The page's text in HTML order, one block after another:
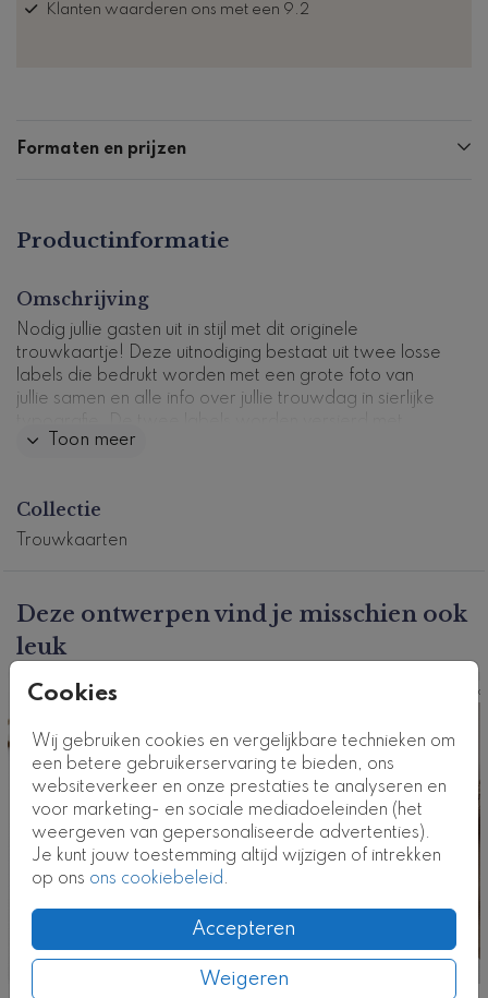
Cookies
Wij gebruiken cookies en vergelijkbare technieken om
een betere gebruikerservaring te bieden, ons
websiteverkeer en onze prestaties te analyseren en
voor marketing- en sociale mediadoeleinden (het
weergeven van gepersonaliseerde advertenties).
Je kunt jouw toestemming altijd wijzigen of intrekken
op ons ons cookiebeleid.
Accepteren
Weigeren
Klanten waarderen ons met een 9.2
Formaten en prijzen
Productinformatie
Omschrijving
Nodig jullie gasten uit in stijl met dit originele
trouwkaartje! Deze uitnodiging bestaat uit twee losse
labels die bedrukt worden met een grote foto van
jullie samen en alle info over jullie trouwdag in sierlijke
illustraties van roestbruine blaadjes.
Pas deze trouwkaart zelf aan in onze handige editor.
Kaartcode: T0675
Toon meer
Collectie
Trouwkaarten
Deze ontwerpen vind je misschien ook
leuk